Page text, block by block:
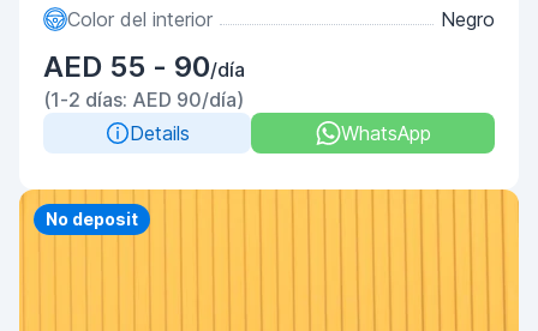
Color del interior
Negro
AED 55 - 90/día
(1-2 días: AED 90/día)
Details
WhatsApp
Priority
No deposit